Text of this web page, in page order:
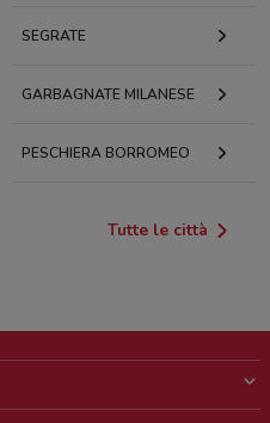
SEGRATE
GARBAGNATE MILANESE
PESCHIERA BORROMEO
Tutte le città